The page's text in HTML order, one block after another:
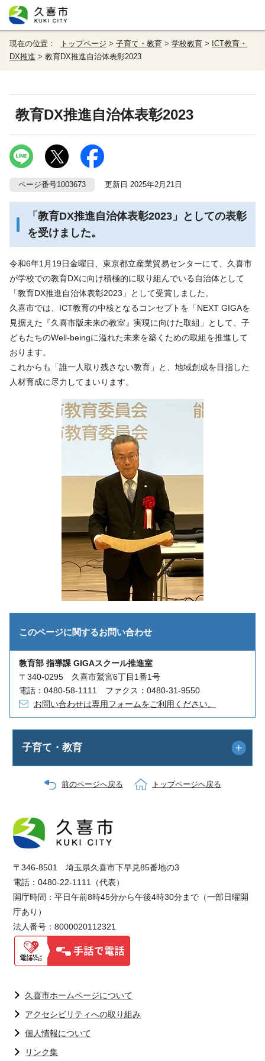
現在の位置： トップページ > 子育て・教育 > 学校教育 >
ICT教育・
DX推進 > 教育DX推進自治体表彰2023
教育DX推進自治体表彰2023
ページ番号1003673 更新日 2025年2月21日
「教育DX推進自治体表彰2023」としての表彰
を受けました。
令和6年1月19日金曜日、東京都立産業貿易センターにて、久喜市
が学校での教育DXに向け積極的に取り組んでいる自治体として
「教育DX推進自治体表彰2023」として受賞しました。
久喜市では、ICT教育の中核となるコンセプトを「NEXT GIGAを
見据えた『久喜市版未来の教室』実現に向けた取組」として、子
どもたちのWell-beingに溢れた未来を築くための取組を推進して
おります。
これからも「誰一人取り残さない教育」と、地域創成を目指した
人材育成に尽力してまいります。
このページに関するお問い合わせ
教育部 指導課 GIGAスクール推進室
〒340-0295 久喜市鷲宮6丁目1番1号
電話：0480-58-1111 ファクス：0480-31-9550
お問い合わせは専用フォームをご利用ください。
子育て・教育
前のページへ戻る トップページへ戻る
〒346-8501 埼玉県久喜市下早見85番地の3
電話：0480-22-1111（代表）
開庁時間：平日午前8時45分から午後4時30分まで（一部日曜開
庁あり）
法人番号：8000020112321
久喜市ホームページについて
アクセシビリティへの取り組み
個人情報について
リンク集